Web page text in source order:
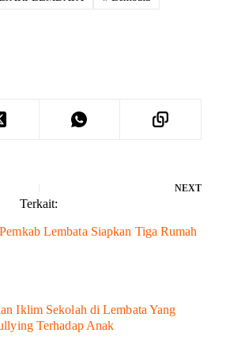
NEXT
Terkait:
Lembata Siapkan Tiga Rumah
Iklim Sekolah di Lembata Yang
Terhadap Anak